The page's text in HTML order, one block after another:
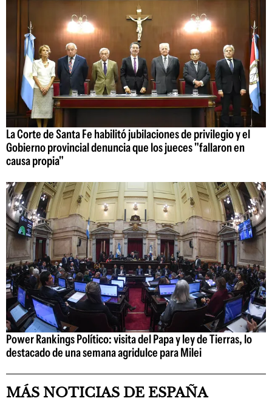
La Corte de Santa Fe habilitó jubilaciones de privilegio y el
Gobierno provincial denuncia que los jueces "fallaron en
causa propia"
Power Rankings Político: visita del Papa y ley de Tierras, lo
destacado de una semana agridulce para Milei
MÁS NOTICIAS DE ESPAÑA